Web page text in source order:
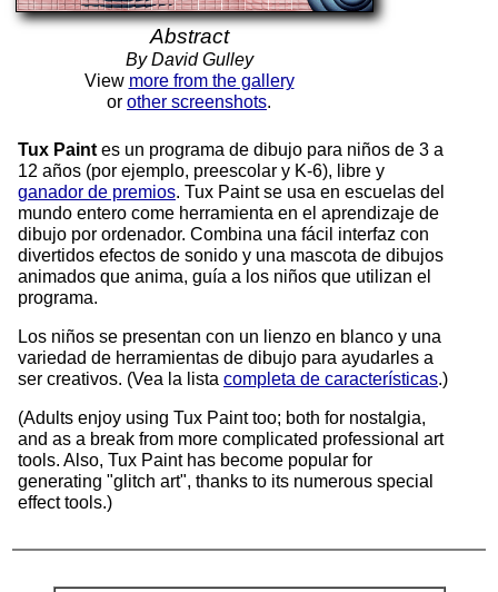
Abstract
By David Gulley
View more from the gallery
or other screenshots.
Tux Paint es un programa de dibujo para niños de 3 a
12 años (por ejemplo, preescolar y K-6), libre y
ganador de premios. Tux Paint se usa en escuelas del
mundo entero come herramienta en el aprendizaje de
dibujo por ordenador. Combina una fácil interfaz con
divertidos efectos de sonido y una mascota de dibujos
animados que anima, guía a los niños que utilizan el
programa.
Los niños se presentan con un lienzo en blanco y una
variedad de herramientas de dibujo para ayudarles a
ser creativos. (Vea la lista completa de características.)
(Adults enjoy using Tux Paint too; both for nostalgia,
and as a break from more complicated professional art
tools. Also, Tux Paint has become popular for
generating "glitch art", thanks to its numerous special
effect tools.)